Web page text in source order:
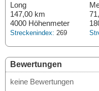
Long
147,00 km
4000 Höhenmeter
Streckenindex: 269
Bewertungen
keine Bewertungen